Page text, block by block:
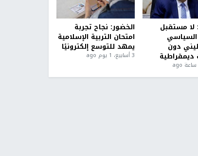
لا مستقبل
السياسي
دون
ديمقراطية
الخضور: نجاح تجربة
امتحان التربية الإسلامية
يمهد للتوسع إلكترونيًا
3 أسابيع، 1 يوم ago